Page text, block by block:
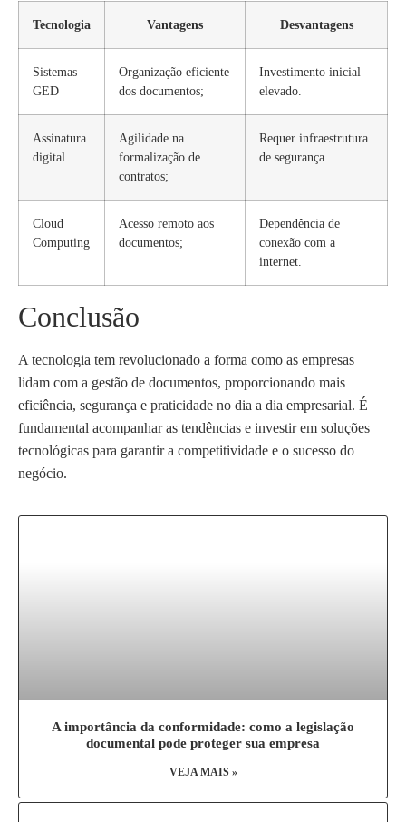
Tecnologia Vantagens Desvantagens
Sistemas
GED
Organização eficiente
dos documentos;
Investimento inicial
elevado.
Assinatura
digital
Agilidade na
formalização de
contratos;
Requer infraestrutura
de segurança.
Cloud
Computing
Acesso remoto aos
documentos;
Dependência de
conexão com a
internet.
Conclusão
A tecnologia tem revolucionado a forma como as empresas
lidam com a gestão de documentos, proporcionando mais
eficiência, segurança e praticidade no dia a dia empresarial. É
fundamental acompanhar as tendências e investir em soluções
tecnológicas para garantir a competitividade e o sucesso do
negócio.
A importância da conformidade: como a legislação
documental pode proteger sua empresa
VEJA MAIS »